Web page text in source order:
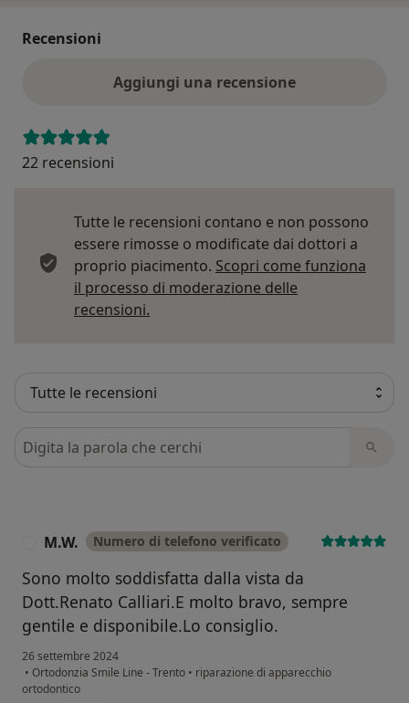
Recensioni
Aggiungi una recensione
22 recensioni
Tutte le recensioni contano e non possono
essere rimosse o modificate dai dottori a
proprio piacimento. Scopri come funziona
il processo di moderazione delle
recensioni.
Cerca nelle recensioni
M.W. Numero di telefono verificato
Sono molto soddisfatta dalla vista da
Dott.Renato Calliari.E molto bravo, sempre
gentile e disponibile.Lo consiglio.
26 settembre 2024
• Ortodonzia Smile Line - Trento • riparazione di apparecchio
ortodontico